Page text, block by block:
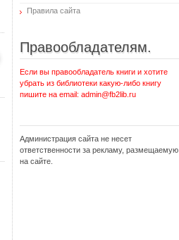
Правила сайта
Правообладателям.
Если вы правообладатель книги и хотите
убрать из библиотеки какую-либо книгу
пишите на email: admin@fb2lib.ru
Администрация сайта не несет
ответственности за рекламу, размещаемую
на сайте.